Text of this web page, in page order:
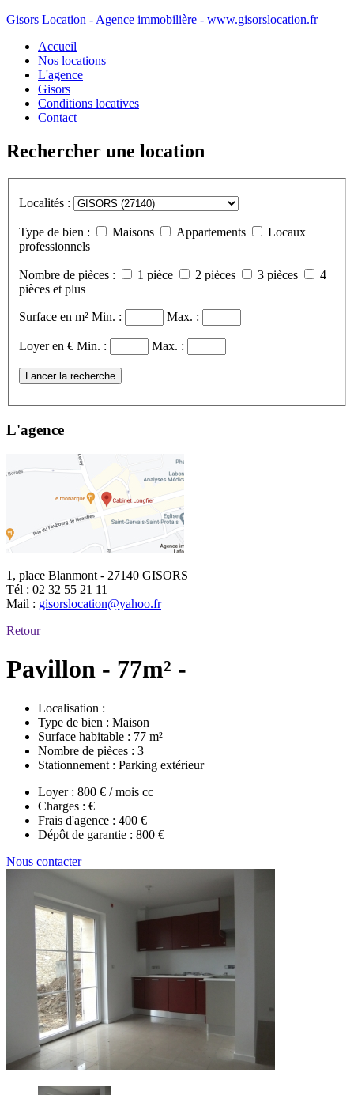
Gisors Location - Agence immobilière - www.gisorslocation.fr
Accueil
Nos locations
L'agence
Gisors
Conditions locatives
Contact
Rechercher une location
Localités :
Type de bien : Maisons Appartements
Locaux
professionnels
Nombre de pièces : 1 pièce 2 pièces 3 pièces
4
pièces et plus
Surface en m² Min. : Max. :
Loyer en € Min. : Max. :
Lancer la recherche
L'agence
1, place Blanmont - 27140 GISORS
Tél : 02 32 55 21 11
Mail : gisorslocation@yahoo.fr
Retour
Pavillon - 77m² -
Localisation :
Type de bien : Maison
Surface habitable : 77 m²
Nombre de pièces : 3
Stationnement : Parking extérieur
Loyer : 800 € / mois cc
Charges : €
Frais d'agence : 400 €
Dépôt de garantie : 800 €
Nous contacter